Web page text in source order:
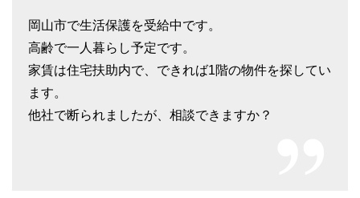
岡山市で生活保護を受給中です。
高齢で一人暮らし予定です。
家賃は住宅扶助内で、できれば1階の物件を探してい
ます。
他社で断られましたが、相談できますか？